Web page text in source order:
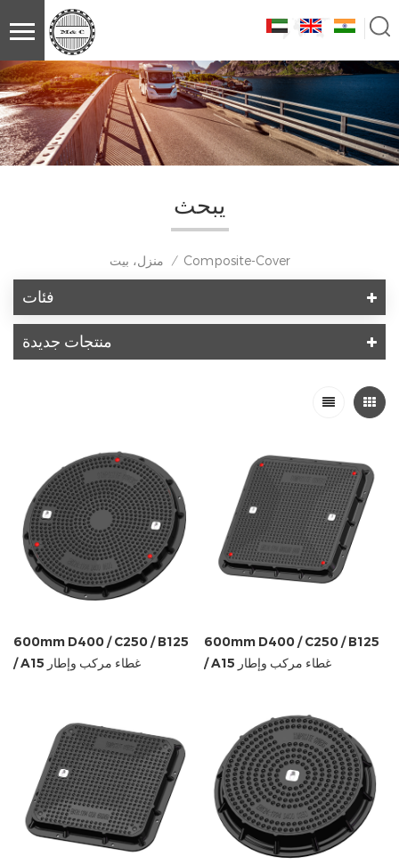
يبحث
منزل، بيت / Composite-Cover
فئات
منتجات جديدة
600mm D400 / C250 / B125
/ A15 غطاء مركب وإطار
600mm D400 / C250 / B125
/ A15 غطاء مركب وإطار